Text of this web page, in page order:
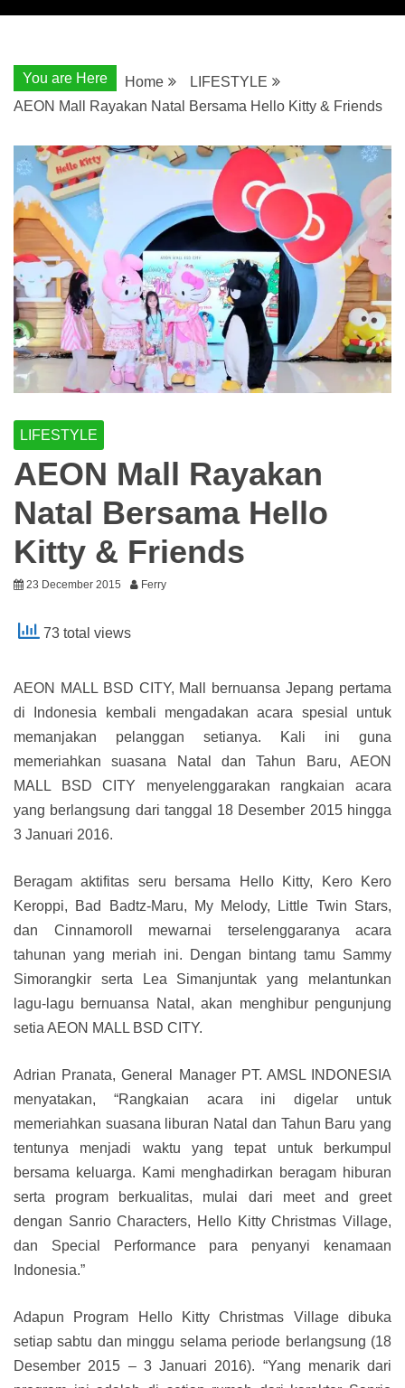
You are Here Home
LIFESTYLE
AEON Mall Rayakan Natal Bersama Hello Kitty & Friends
LIFESTYLE
AEON Mall Rayakan
Natal Bersama Hello
Kitty & Friends
23 December 2015 Ferry
73 total views
AEON MALL BSD CITY, Mall bernuansa Jepang pertama
di Indonesia kembali mengadakan acara spesial untuk
memanjakan pelanggan setianya. Kali ini guna
memeriahkan suasana Natal dan Tahun Baru, AEON
MALL BSD CITY menyelenggarakan rangkaian acara
yang berlangsung dari tanggal 18 Desember 2015 hingga
3 Januari 2016.
Beragam aktifitas seru bersama Hello Kitty, Kero Kero
Keroppi, Bad Badtz-Maru, My Melody, Little Twin Stars,
dan Cinnamoroll mewarnai terselenggaranya acara
tahunan yang meriah ini. Dengan bintang tamu Sammy
Simorangkir serta Lea Simanjuntak yang melantunkan
lagu-lagu bernuansa Natal, akan menghibur pengunjung
setia AEON MALL BSD CITY.
Adrian Pranata, General Manager PT. AMSL INDONESIA
menyatakan, “Rangkaian acara ini digelar untuk
memeriahkan suasana liburan Natal dan Tahun Baru yang
tentunya menjadi waktu yang tepat untuk berkumpul
bersama keluarga. Kami menghadirkan beragam hiburan
serta program berkualitas, mulai dari meet and greet
dengan Sanrio Characters, Hello Kitty Christmas Village,
dan Special Performance para penyanyi kenamaan
Indonesia.”
Adapun Program Hello Kitty Christmas Village dibuka
setiap sabtu dan minggu selama periode berlangsung (18
Desember 2015 – 3 Januari 2016). “Yang menarik dari